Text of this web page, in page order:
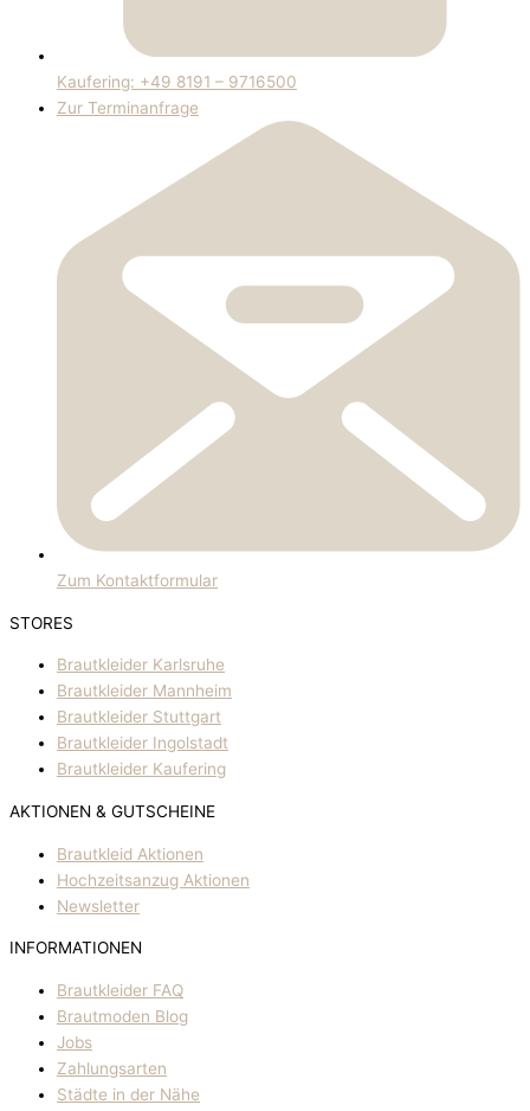
Kaufering: +49 8191 – 9716500
Zur Terminanfrage
Zum Kontaktformular
STORES
Brautkleider Karlsruhe
Brautkleider Mannheim
Brautkleider Stuttgart
Brautkleider Ingolstadt
Brautkleider Kaufering
AKTIONEN & GUTSCHEINE
Brautkleid Aktionen
Hochzeitsanzug Aktionen
Newsletter
INFORMATIONEN
Brautkleider FAQ
Brautmoden Blog
Jobs
Zahlungsarten
Städte in der Nähe